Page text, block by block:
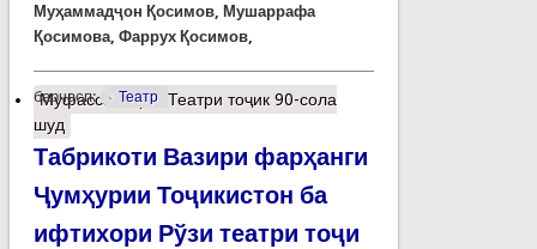
Муҳаммадҷон Қосимов, Мушаррафа
Қосимова, Фаррух Қосимов,
барчасп: Театр
Муфассалтаро Театри тоҷик 90-сола
шуд
Табрикоти Вазири фарҳанги
Ҷумҳурии Тоҷикистон ба
ифтихори Рўзи театри тоҷи